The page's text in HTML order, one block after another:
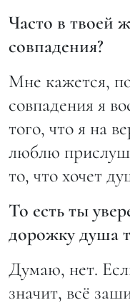
Часто в твоей
совпадения?
Мне кажется,
совпадения я
того, что я на
люблю
то, что хочет
То есть ты
дорожку душа
Думаю, нет.
значит, всё